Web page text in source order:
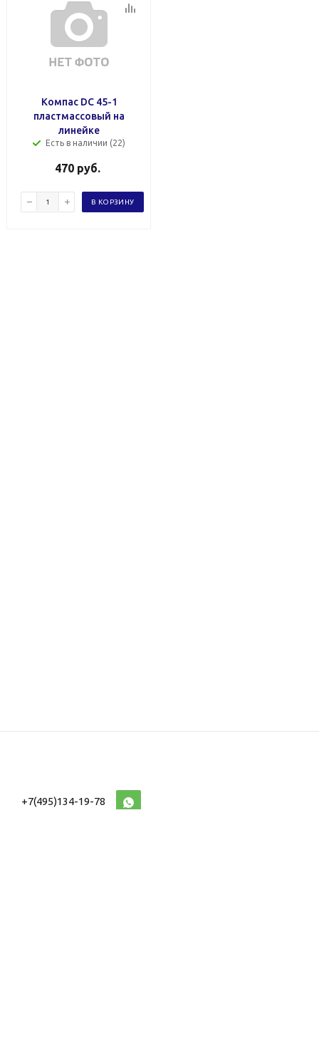
Компас DC 45-1
пластмассовый на
линейке
Есть в наличии (22)
470 руб.
В КОРЗИНУ
+7(495)134-19-78